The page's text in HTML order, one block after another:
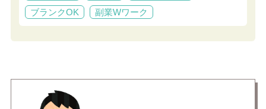
ブランクOK
副業Wワーク